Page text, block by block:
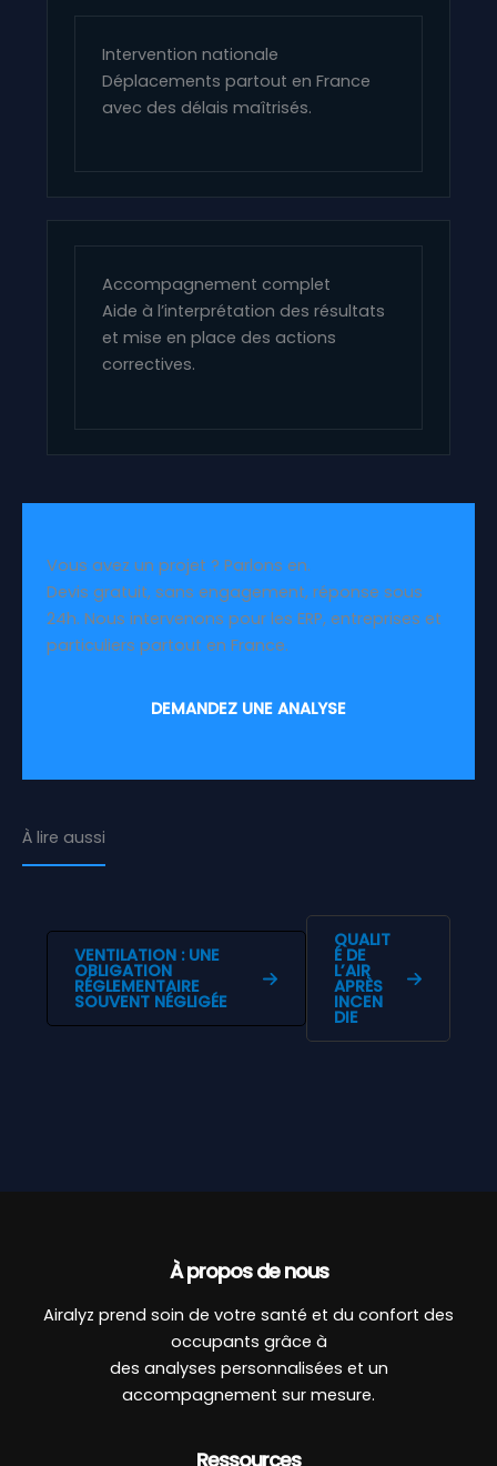
Intervention nationale
Déplacements partout en France
avec des délais maîtrisés.
Accompagnement complet
Aide à l’interprétation des résultats
et mise en place des actions
correctives.
Vous avez un projet ? Parlons en.
Devis gratuit, sans engagement, réponse sous
24h. Nous intervenons pour les ERP, entreprises et
particuliers partout en France.
DEMANDEZ UNE ANALYSE
À lire aussi
VENTILATION : UNE
OBLIGATION
RÉGLEMENTAIRE
SOUVENT NÉGLIGÉE
QUALIT
É DE
L’AIR
APRÈS
INCEN
DIE
À propos de nous
Airalyz prend soin de votre santé et du confort des
occupants grâce à
des analyses personnalisées et un
accompagnement sur mesure.
Ressources